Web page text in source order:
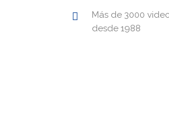
Más de 3000
desde 1988